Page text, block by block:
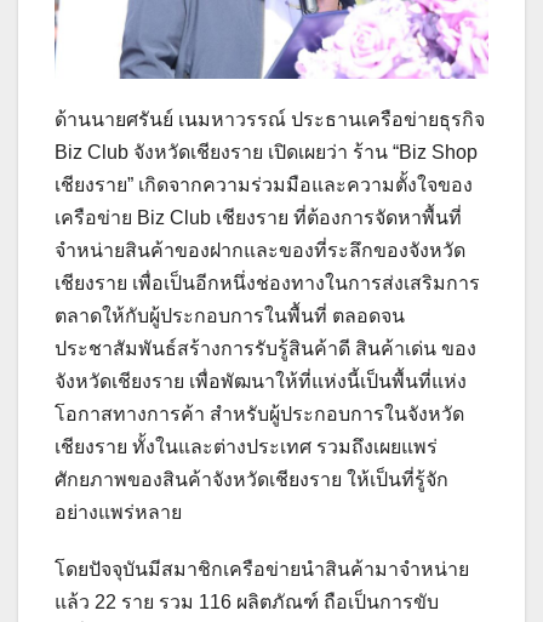
ด้านนายศรันย์ เนมหาวรรณ์ ประธานเครือข่ายธุรกิจ
Biz Club จังหวัดเชียงราย เปิดเผยว่า ร้าน “Biz Shop
เชียงราย” เกิดจากความร่วมมือและความตั้งใจของ
เครือข่าย Biz Club เชียงราย ที่ต้องการจัดหาพื้นที่
จำหน่ายสินค้าของฝากและของที่ระลึกของจังหวัด
เชียงราย เพื่อเป็นอีกหนึ่งช่องทางในการส่งเสริมการ
ตลาดให้กับผู้ประกอบการในพื้นที่ ตลอดจน
ประชาสัมพันธ์สร้างการรับรู้สินค้าดี สินค้าเด่น ของ
จังหวัดเชียงราย เพื่อพัฒนาให้ที่แห่งนี้เป็นพื้นที่แห่ง
โอกาสทางการค้า สำหรับผู้ประกอบการในจังหวัด
เชียงราย ทั้งในและต่างประเทศ รวมถึงเผยแพร่
ศักยภาพของสินค้าจังหวัดเชียงราย ให้เป็นที่รู้จัก
อย่างแพร่หลาย
โดยปัจจุบันมีสมาชิกเครือข่ายนำสินค้ามาจำหน่าย
แล้ว 22 ราย รวม 116 ผลิตภัณฑ์ ถือเป็นการขับ